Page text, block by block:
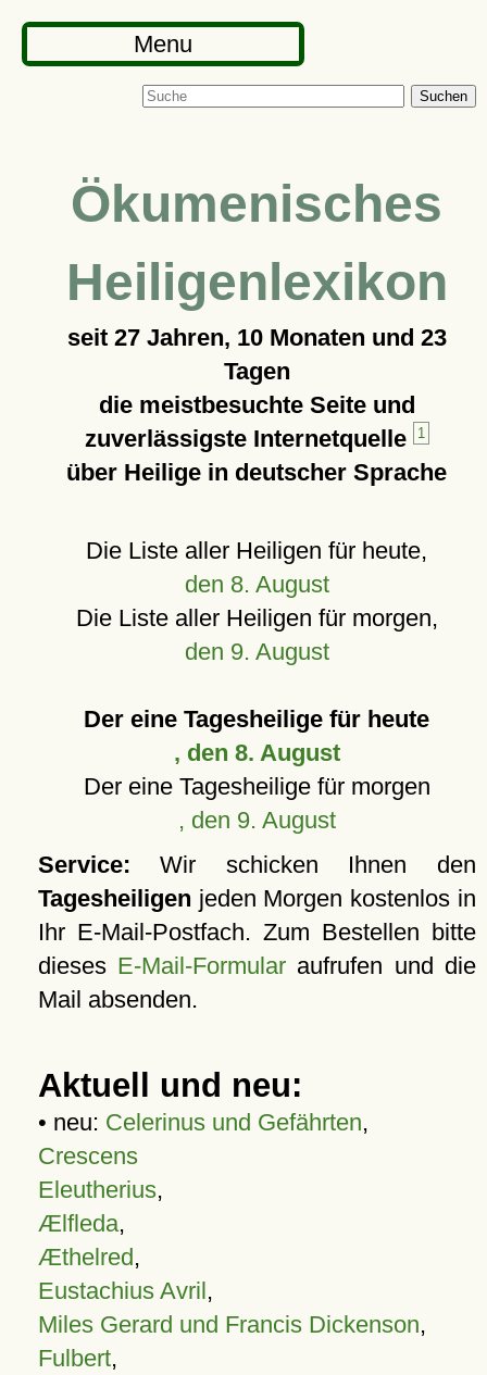
Menu
Suchen
Ökumenisches
Heiligenlexikon
seit 27 Jahren, 10 Monaten und 23
Tagen
die meistbesuchte Seite und
zuverlässigste Internetquelle
1
über Heilige in deutscher Sprache
Die Liste aller Heiligen für heute,
den 8. August
Die Liste aller Heiligen für morgen,
den 9. August
Der eine Tagesheilige für heute
, den 8. August
Der eine Tagesheilige für morgen
, den 9. August
Service: Wir schicken Ihnen den
Tagesheiligen jeden Morgen kostenlos in
Ihr E-Mail-Postfach. Zum Bestellen bitte
dieses E-Mail-Formular aufrufen und die
Mail absenden.
Aktuell und neu:
• neu: Celerinus und Gefährten,
Crescens
Eleutherius,
Ælfleda,
Æthelred,
Eustachius Avril,
Miles Gerard und Francis Dickenson,
Fulbert,